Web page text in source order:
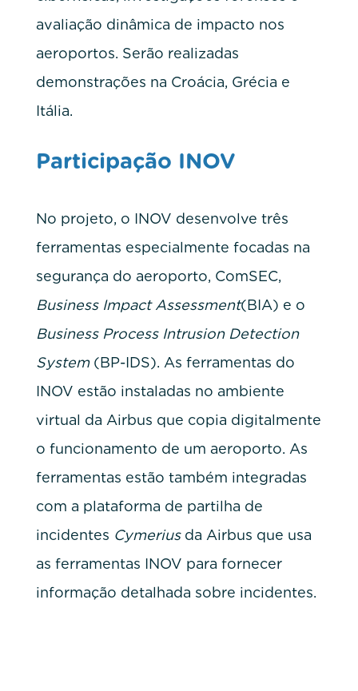
avaliação dinâmica de impacto nos
aeroportos. Serão realizadas
demonstrações na Croácia, Grécia e
Itália.
Participação INOV
No projeto, o INOV desenvolve três
ferramentas especialmente focadas na
segurança do aeroporto, ComSEC,
Business Impact Assessment(BIA) e o
Business Process Intrusion Detection
System(BP-IDS). As ferramentas do
INOV estão instaladas no ambiente
virtual da Airbus que copia digitalmente
o funcionamento de um aeroporto. As
ferramentas estão também integradas
com a plataforma de partilha de
incidentes Cymeriusda Airbus que usa
as ferramentas INOV para fornecer
informação detalhada sobre incidentes.